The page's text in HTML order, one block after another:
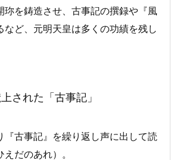
珎を鋳造させ、古事記の撰録や『風
など、元明天皇は多くの功績を残し
された「古事記」
『古事記』を繰り返し声に出して読
だのあれ）。